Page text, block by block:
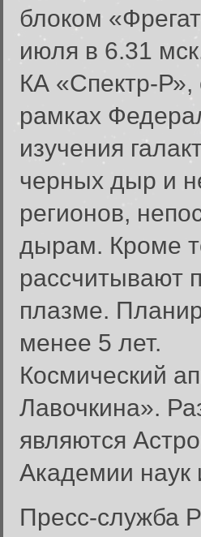
блоком
июля в 6.31
КА «Спектр-Р»,
рамках
изучения
черных дыр и
регионов,
дырам. Кроме
рассчитывают
плазме.
менее 5 лет.
Космический
Лавочкина».
являются
Академии наук
Пресс-служба
Введите свое
Инструкция по